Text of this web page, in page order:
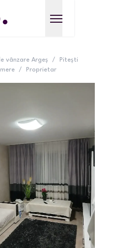
vânzare Argeș /
Pitești
/ Proprietar